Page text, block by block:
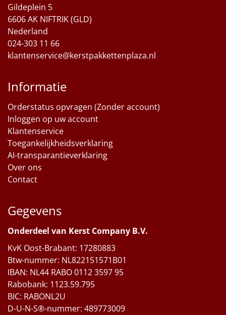
Gildeplein 5
6606 AK NIFTRIK (GLD)
Nederland
024-303 11 66
klantenservice@kerstpakkettenplaza.nl
Informatie
Orderstatus opvragen (Zonder account)
Inloggen op uw account
Klantenservice
Toegankelijkheidsverklaring
AI-transparantieverklaring
Over ons
Contact
Gegevens
Onderdeel van Kerst Company B.V.
KvK Oost-Brabant: 17280883
Btw-nummer: NL822151571B01
IBAN: NL44 RABO 0112 3597 95
Rabobank: 1123.59.795
BIC: RABONL2U
D-U-N-S®-nummer: 489773009